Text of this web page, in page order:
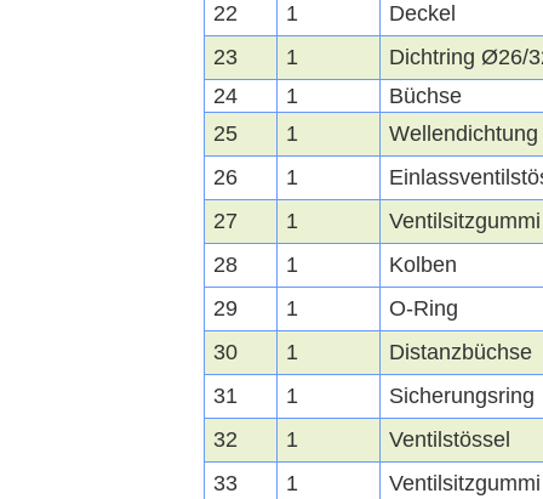
22
1
Deckel
23
1
Dichtring Ø26/
24
1
Büchse
25
1
26
1
27
1
Ventilsitzgummi
28
1
Kolben
29
1
O-Ring
30
1
Distanzbüchse
31
1
Sicherungsring
32
1
Ventilstössel
33
1
Ventilsitzgummi